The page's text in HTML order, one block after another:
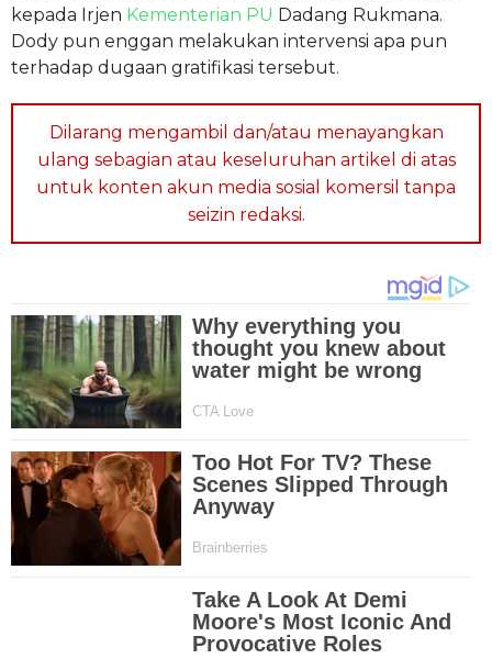
kepada Irjen Kementerian PU Dadang Rukmana.
Dody pun enggan melakukan intervensi apa pun
terhadap dugaan gratifikasi tersebut.
Dilarang mengambil dan/atau menayangkan
ulang sebagian atau keseluruhan artikel di atas
untuk konten akun media sosial komersil tanpa
seizin redaksi.